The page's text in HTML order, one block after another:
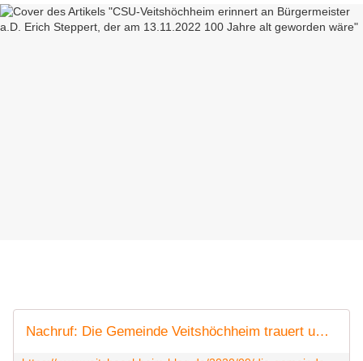
Nachruf: Die Gemeinde Veitshöchheim trauert um den ehemaligen Bürgermeister Erich Steppert - Veitshöchheim News